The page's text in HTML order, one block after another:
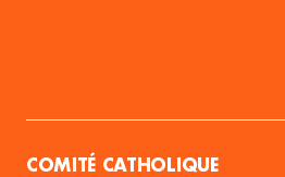
COMITÉ CATHOLIQUE